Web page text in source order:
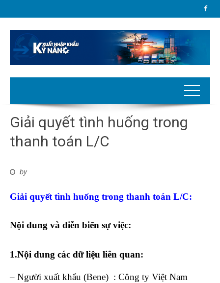
Giải quyết tình huống trong
thanh toán L/C
by
Giải quyết tình huống trong thanh toán L/C:
Nội dung và diễn biến sự việc:
1.Nội dung các dữ liệu liên quan:
– Người xuất khẩu (Bene) : Công ty Việt Nam